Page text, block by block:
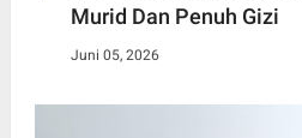
Murid Dan Penuh Gizi
Juni 05, 2026